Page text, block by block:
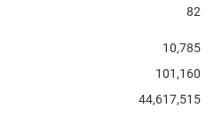
82
10,785
101,160
44,617,515